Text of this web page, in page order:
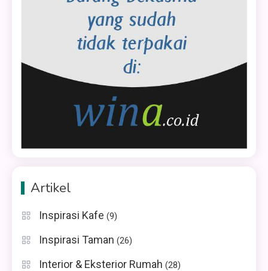
Artikel
Inspirasi Kafe (9)
Inspirasi Taman (26)
Interior & Eksterior Rumah (28)